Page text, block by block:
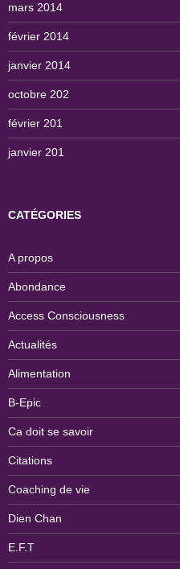
mars 2014
février 2014
janvier 2014
octobre 202
février 201
janvier 201
CATÉGORIES
A propos
Abondance
Access Consciousness
Actualités
Alimentation
B-Epic
Ca doit se savoir
Citations
Coaching de vie
Dien Chan
E.F.T